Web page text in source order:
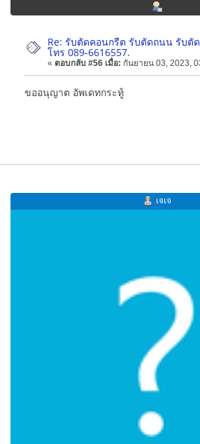
Re: รับตัดคอนกรีต รับตัดถนน รับ
โทร 089-6616557.
« ตอบกลับ #56 เมื่อ: กันยายน 03, 2023,
ขออนุญาต อัพเดทกระทู้
เจเจ